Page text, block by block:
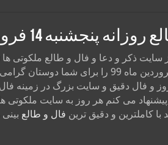
شدن حاجت
پنجشنبه 14 فروردین ماه 99
و فال دقیق و سایت بزرگ در زمینه
پیشنهاد می کنم هر روز به سایت ملکوتی
با کاملترین و دقیق ترین فال و طالع